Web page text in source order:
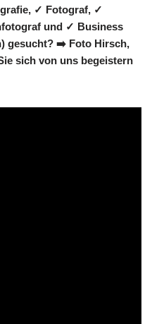
✓ Fotograf, ✓
und ✓ Business
gesucht? ➡️ Foto Hirsch,
sich von uns begeistern